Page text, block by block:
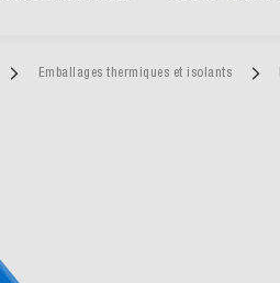
Emballages thermiques et isolants